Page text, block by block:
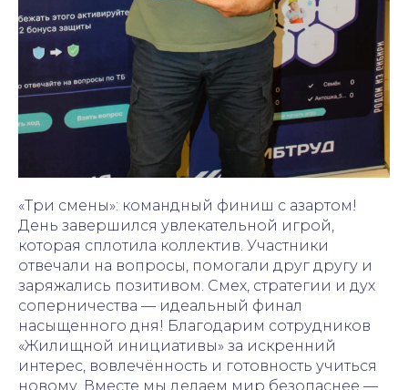
«Три смены»: командный финиш с азартом!
День завершился увлекательной игрой,
которая сплотила коллектив. Участники
отвечали на вопросы, помогали друг другу и
заряжались позитивом. Смех, стратегии и дух
соперничества — идеальный финал
насыщенного дня! Благодарим сотрудников
«Жилищной инициативы» за искренний
интерес, вовлечённость и готовность учиться
новому. Вместе мы делаем мир безопаснее —